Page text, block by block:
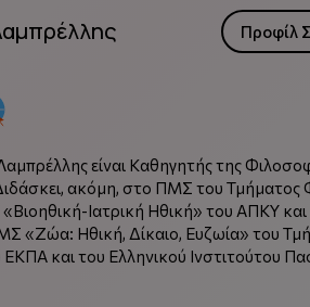
Προφίλ
είναι Καθηγητής της
ακόμη, στο ΠΜΣ του Τμήματος
Ιατρική Ηθική» του ΑΠΚΥ και
«Ζώα: Ηθική, Δίκαιο, Ευζωία» του
και του Ελληνικού Ινστιτούτου